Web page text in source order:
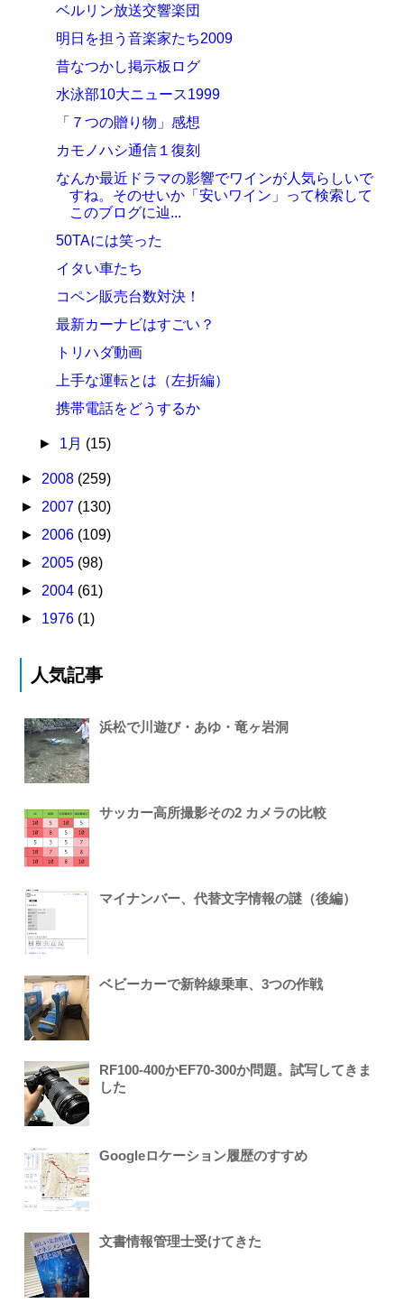
ベルリン放送交響楽団
明日を担う音楽家たち2009
昔なつかし掲示板ログ
水泳部10大ニュース1999
「７つの贈り物」感想
カモノハシ通信１復刻
なんか最近ドラマの影響でワインが人気らしいで
すね。そのせいか「安いワイン」って検索して
このブログに辿...
50TAには笑った
イタい車たち
コペン販売台数対決！
最新カーナビはすごい？
トリハダ動画
上手な運転とは（左折編）
携帯電話をどうするか
► 1月 (15)
► 2008 (259)
► 2007 (130)
► 2006 (109)
► 2005 (98)
► 2004 (61)
► 1976 (1)
人気記事
浜松で川遊び・あゆ・竜ヶ岩洞
サッカー高所撮影その2 カメラの比較
マイナンバー、代替文字情報の謎（後編）
ベビーカーで新幹線乗車、3つの作戦
RF100-400かEF70-300か問題。試写してきま
した
Googleロケーション履歴のすすめ
文書情報管理士受けてきた